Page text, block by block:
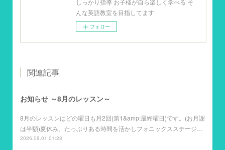
しっかり指導 お子様が自ら楽しく学べる そ
んな英語教室を目指してます
フォロー
関連記事
お知らせ ～8月のレッスン～
8月のレッスンはどの曜日も月2回(第1&amp;最終曜日)です。(お月謝
は半額)夏休み、たっぷりある時間を活かしフォニックスステージ…
2026.08.01 01:28